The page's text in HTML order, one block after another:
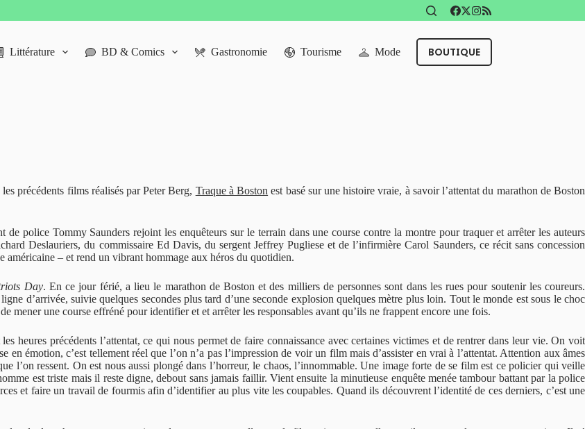
Littérature BD & Comics Gastronomie Tourisme Mode BOUTIQUE
les précédents films réalisés par Peter Berg, Traque à Boston est basé sur une histoire vraie, à savoir l’attentat du marathon de Boston
police Tommy Saunders rejoint les enquêteurs sur le terrain dans une course contre la montre pour traquer et arrêter les auteurs
Deslauriers, du commissaire Ed Davis, du sergent Jeffrey Pugliese et de l’infirmière Carol Saunders, ce récit sans concession
– et rend un vibrant hommage aux héros du quotidien.
Day. En ce jour férié, a lieu le marathon de Boston et des milliers de personnes sont dans les rues pour soutenir les coureurs.
d’arrivée, suivie quelques secondes plus tard d’une seconde explosion quelques mètre plus loin. Tout le monde est sous le choc
mener une course effréné pour identifier et et arrêter les responsables avant qu’ils ne frappent encore une fois.
heures précédents l’attentat, ce qui nous permet de faire connaissance avec certaines victimes et de rentrer dans leur vie. On voit
émotion, c’est tellement réel que l’on n’a pas l’impression de voir un film mais d’assister en vrai à l’attentat. Attention aux âmes
l’on ressent. On est nous aussi plongé dans l’horreur, le chaos, l’innommable. Une image forte de se film est ce policier qui veille
est triste mais il reste digne, debout sans jamais faillir. Vient ensuite la minutieuse enquête menée tambour battant par la police
et faire un travail de fourmis afin d’identifier au plus vite les coupables. Quand ils découvrent l’identité de ces derniers, c’est une